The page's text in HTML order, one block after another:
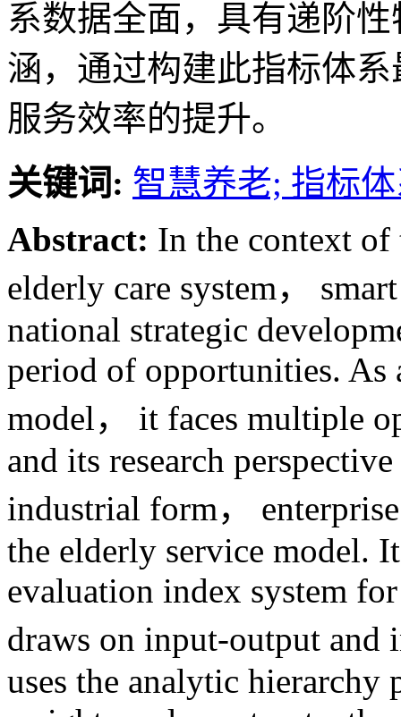
系数据全面，具有递阶
涵，通过构建此指标体
服务效率的提升。
关键词: 智慧养老; 指标
Abstract: In the context of
elderly care system，
national strategic
period of opportunities. As
model， it faces multiple
and its research
industrial form，
the elderly service model.
evaluation index system
draws on input-output and
uses the analytic hierarchy